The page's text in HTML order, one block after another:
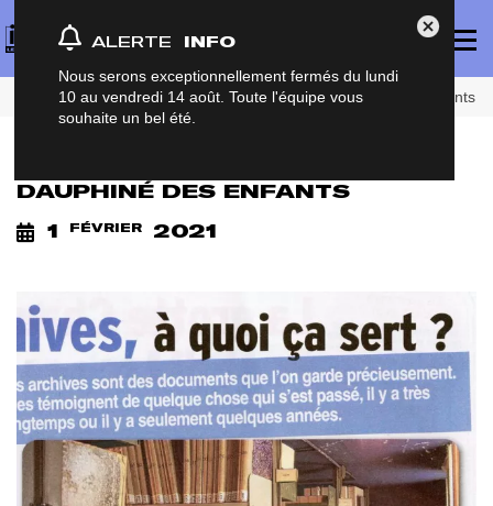
Fermer
ALERTE INFO
Nous serons exceptionnellement fermés du lundi
10 au vendredi 14 août. Toute l'équipe vous
souhaite un bel été.
le
Accueil Actualités Les Archives dans le Dauphiné des enfants
DAUPHINÉ DES ENFANTS
1
FÉVRIER 2021